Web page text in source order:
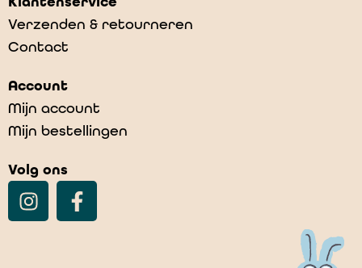
€59,00
Verzenden & retourneren
Contact
Account
Mijn account
Mijn bestellingen
Volg ons